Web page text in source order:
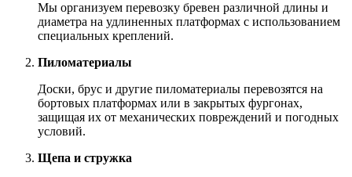
Мы организуем перевозку бревен различной длины и
диаметра на удлиненных платформах с использованием
специальных креплений.
Пиломатериалы
Доски, брус и другие пиломатериалы перевозятся на
бортовых платформах или в закрытых фургонах,
защищая их от механических повреждений и погодных
условий.
Щепа и стружка